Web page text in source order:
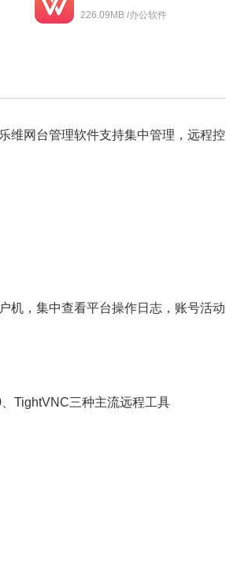
226.09MB /办公软件
维网台管理软件支持集中管理，远程控
，集中查看平台操作日志，账号活动
TightVNC三种主流远程工具